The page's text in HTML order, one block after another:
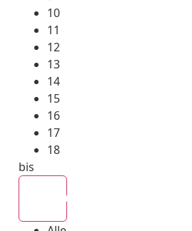
10
11
12
13
14
15
16
17
18
bis